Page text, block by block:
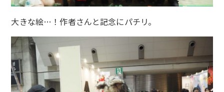
大きな絵…！作者さんと記念にパチリ。